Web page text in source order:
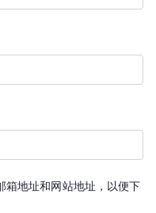
箱地址和网站地址，以便下